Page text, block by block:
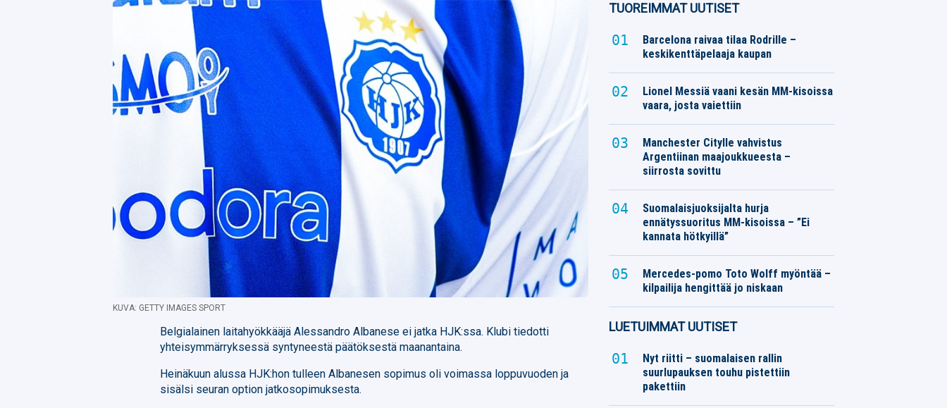
KUVA: GETTY IMAGES SPORT
Belgialainen laitahyökkääjä Alessandro Albanese ei jatka HJK:ssa. Klubi tiedotti
yhteisymmärryksessä syntyneestä päätöksestä maanantaina.
Heinäkuun alussa HJK:hon tulleen Albanesen sopimus oli voimassa loppuvuoden ja
sisälsi seuran option jatkosopimuksesta.
TUOREIMMAT UUTISET
Barcelona raivaa tilaa Rodrille –
keskikenttäpelaaja kaupan
Lionel Messiä vaani kesän MM-kisoissa
vaara, josta vaiettiin
Manchester Citylle vahvistus
Argentiinan maajoukkueesta –
siirrosta sovittu
Suomalaisjuoksijalta hurja
ennätyssuoritus MM-kisoissa – ”Ei
kannata hötkyillä”
Mercedes-pomo Toto Wolff myöntää –
kilpailija hengittää jo niskaan
LUETUIMMAT UUTISET
Nyt riitti – suomalaisen rallin
suurlupauksen touhu pistettiin
pakettiin